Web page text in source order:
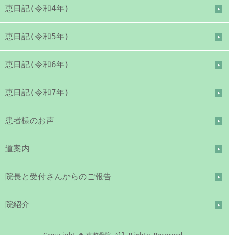
恵日記(令和4年)
恵日記(令和5年)
恵日記(令和6年)
恵日記(令和7年)
患者様のお声
道案内
院長と受付さんからのご報告
院紹介